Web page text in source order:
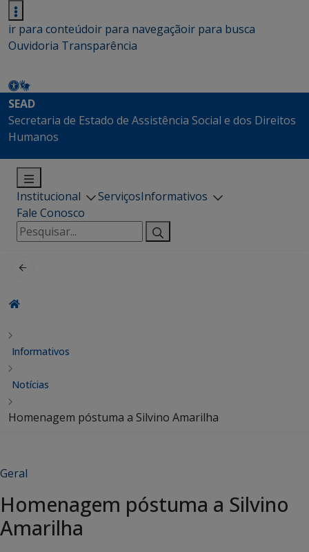
ir para conteúdoir para navegaçãoir para busca
Ouvidoria Transparência
SEAD
Secretaria de Estado de Assistência Social e dos Direitos
Humanos
Institucional ServiçosInformativos
Fale Conosco
Pesquisar
por:
Informativos
Notícias
Homenagem póstuma a Silvino Amarilha
Geral
Homenagem póstuma a Silvino
Amarilha